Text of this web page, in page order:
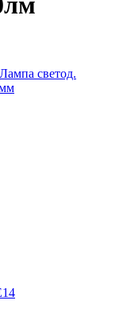
Лампа светод.